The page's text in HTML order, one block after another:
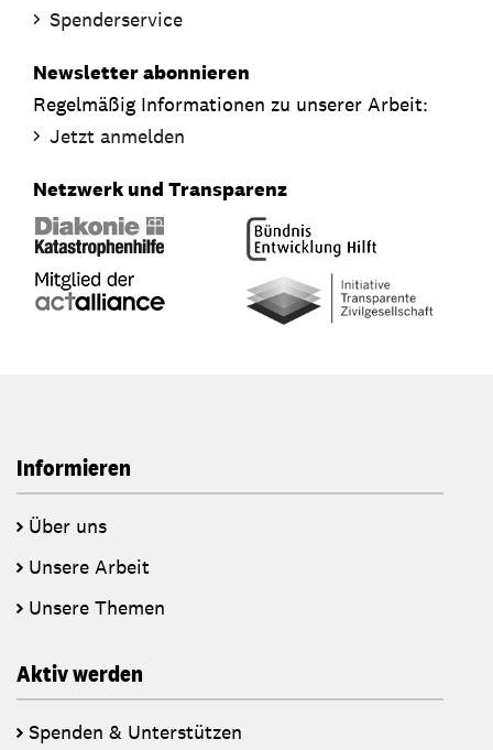
Spenderservice
Newsletter abonnieren
Regelmäßig Informationen zu unserer Arbeit:
Jetzt anmelden
Netzwerk und Transparenz
Informieren
Über uns
Unsere Arbeit
Unsere Themen
Aktiv werden
Spenden & Unterstützen